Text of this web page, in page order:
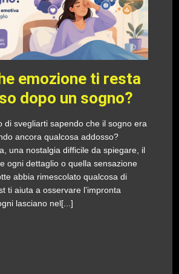
emozione ti resta
dopo un sogno?
di svegliarti sapendo che il sogno era
ancora qualcosa addosso?
una nostalgia difficile da spiegare, il
ogni dettaglio o quella sensazione
abbia rimescolato qualcosa di
ti aiuta a osservare l’impronta
lasciano nel[...]